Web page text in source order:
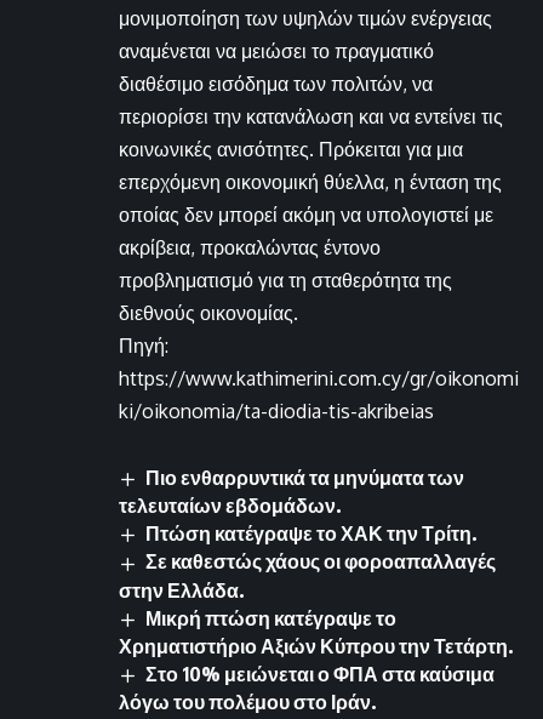
μονιμοποίηση των υψηλών τιμών ενέργειας
αναμένεται να μειώσει το πραγματικό
διαθέσιμο εισόδημα των πολιτών, να
περιορίσει την κατανάλωση και να εντείνει τις
κοινωνικές ανισότητες. Πρόκειται για μια
επερχόμενη οικονομική θύελλα, η ένταση της
οποίας δεν μπορεί ακόμη να υπολογιστεί με
ακρίβεια, προκαλώντας έντονο
προβληματισμό για τη σταθερότητα της
διεθνούς οικονομίας.
Πηγή:
https://www.kathimerini.com.cy/gr/oikonomi
ki/oikonomia/ta-diodia-tis-akribeias
Πιο ενθαρρυντικά τα μηνύματα των
τελευταίων εβδομάδων.
Πτώση κατέγραψε το ΧΑΚ την Τρίτη.
Σε καθεστώς χάους οι φοροαπαλλαγές
στην Ελλάδα.
Μικρή πτώση κατέγραψε το
Χρηματιστήριο Αξιών Κύπρου την Τετάρτη.
Στο 10% μειώνεται ο ΦΠΑ στα καύσιμα
λόγω του πολέμου στο Ιράν.